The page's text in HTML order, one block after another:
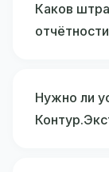
Каков
Нужно ли